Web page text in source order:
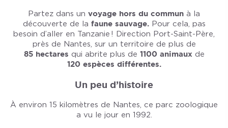
Partez dans un voyage hors du commun à la
découverte de la faune sauvage.Pour cela, pas
besoin d’aller en Tanzanie ! Direction Port-Saint-Père,
près de Nantes, sur un territoire de plus de
85 hectares qui abrite plus de 1100 animaux de
120 espèces différentes.
Un peu d’histoire
À environ 15 kilomètres de Nantes, ce parc zoologique
a vu le jour en 1992.